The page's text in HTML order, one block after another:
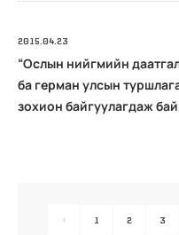
2015.04.23
“Ослын нийгмийн
ба герман улсын
зохион байгуулагдаж
1 2 3